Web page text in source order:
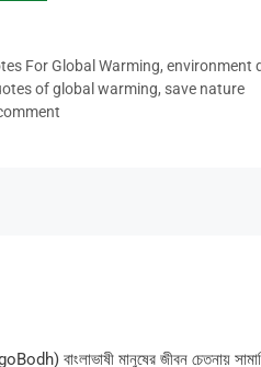
For Global Warming,environment
of global warming, save nature
বাংলাভাষী মানুষের জীবন চেতনায়